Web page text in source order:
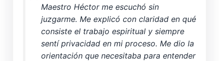
Maestro Héctor me escuchó sin
juzgarme. Me explicó con claridad en qué
consiste el trabajo espiritual y siempre
sentí privacidad en mi proceso. Me dio la
orientación que necesitaba para entender